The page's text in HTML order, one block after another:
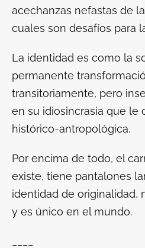
acechanzas nefastas de
cuales son desafíos para
La identidad es como la
permanente
transitoriamente, pero
en su idiosincrasia que le
histórico-antropológica.
Por encima de todo, el
existe, tiene pantalones
identidad de originalidad,
y es único en el mundo.